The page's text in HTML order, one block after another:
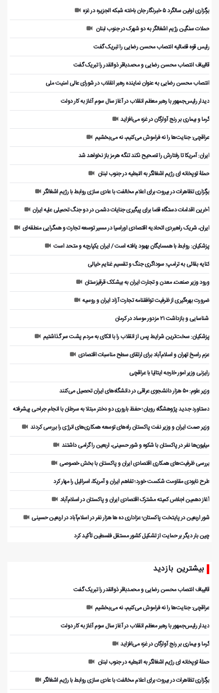
برگزاری اولین سالگرد ۵ خبرنگار جان باخته شبکه الجزیره در غزه
حملات سنگین رژیم اشغالگر به دو شهرک در جنوب لبنان
رئیس قوه قضائیه انتصاب محسن رضایی را تبریک گفت
قالیباف انتصاب محسن رضایی و محمدباقر ذوالقدر را تبریک گفت
انتصاب محسن رضایی به عنوان نماینده رهبر انقلاب در شورای عالی امنیت ملی
دیدار رئیس‌جمهور با رهبر معظم انقلاب در آغاز سال سوم آغاز به کار دولت
گرما و بیماری بر رنج آوارگان در غزه می‌افزاید
عراقچی: جنایت‌ها را نه فراموش می‌کنیم، نه می‌بخشیم
ایران: آمریکا تا رفتارش را تصحیح نکند تنگه هرمز باز نخواهد شد
حملۀ توپخانه ای رژیم اشغالگر به النبطیه در جنوب لبنان
برگزاری تظاهرات در بیروت برای اعلام مخالفت با عادی سازی روابط با رژیم اشغالگر
آخرین اقدامات دستگاه قضا برای پیگیری جنایات دشمن در دو جنگ تحمیلی علیه ایران
ایران، شریک راهبردی اتحادیه اقتصادی اوراسیا در مسیر توسعه تجارت و همگرایی منطقه‌ای
پزشکیان: روابط با همسایگان بهبود یافته است / ایران یکپارچه و متحد است
کنایه بقائی به ترامپ: سوداگری جنگ و تقسیم غنایم خیالی
ورود وزیر صنعت، معدن و تجارت ایران به بیشکک قرقیزستان
ضرورت بهره‌گیری از ظرفیت توافقنامه تجارت آزاد ایران و روسیه
️ شناسایی و بازداشت ۲۱ مزدور موساد در کرمان
پزشکیان: سخت‌ترین شرایط پس از انقلاب را با اتکای به مردم پشت سر گذاشتیم
عزم راسخ تهران و اسلام‌آباد برای ارتقای سطح مناسبات اقتصادی
رایزنی وزیر امور خارجه ایتالیا با عراقچی
وزیر علوم: ۵۰ هزار دانشجوی عراقی در دانشگاه‌های ایران تحصیل می‌کنند
دستاورد جدید پژوهشگاه رویان؛ حفظ باروری دو دختر مبتلا به سرطان با انجام جراحی پیشرفته
وزیر صمت ایران و وزیر نفت پاکستان راه‌های توسعه همکاری‌های انرژی را بررسی کردند
میلیون‌ها نفر در پاکستان با شکوه و شور حسینی، اربعین را گرامی داشتند
بررسی ظرفیت‌های همکاری اقتصادی ایران و پاکستان با بخش خصوصی
طرح نابودی مقاومت شکست خورد؛ تفاهم ایران و آمریکا، اسرائیل را مهار کرد
آغاز دهمین اجلاس کمیته مشترک اقتصادی ایران و پاکستان در اسلام‌آباد
شور اربعین در پایتخت پاکستان؛ عزاداری ده ها هزار نفر در اسلام‌آباد در اربعین حسینی
چین بار دیگر بر حمایت از تشکیل کشور مستقل فلسطین تأکید کرد
بیشترین بازدید
قالیباف انتصاب محسن رضایی و محمدباقر ذوالقدر را تبریک گفت
عراقچی: جنایت‌ها را نه فراموش می‌کنیم، نه می‌بخشیم
دیدار رئیس‌جمهور با رهبر معظم انقلاب در آغاز سال سوم آغاز به کار دولت
گرما و بیماری بر رنج آوارگان در غزه می‌افزاید
حملۀ توپخانه ای رژیم اشغالگر به النبطیه در جنوب لبنان
برگزاری تظاهرات در بیروت برای اعلام مخالفت با عادی سازی روابط با رژیم اشغالگر